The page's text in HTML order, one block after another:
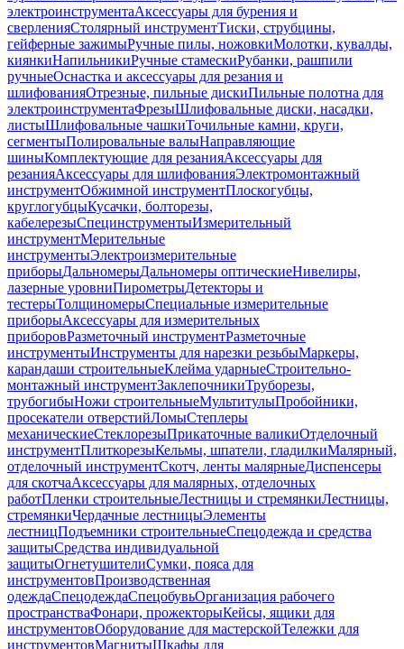
электроинструментаАксессуары для бурения и
сверленияСтолярный инструментТиски, струбцины,
гейферные зажимыРучные пилы, ножовкиМолотки, кувалды,
киянкиНапильникиРучные стамескиРубанки, рашпили
ручныеОснастка и аксессуары для резания и
шлифованияОтрезные, пильные дискиПильные полотна для
электроинструментаФрезыШлифовальные диски, насадки,
листыШлифовальные чашкиТочильные камни, круги,
сегментыПолировальные валыНаправляющие
шиныКомплектующие для резанияАксессуары для
резанияАксессуары для шлифованияЭлектромонтажный
инструментОбжимной инструментПлоскогубцы,
круглогубцыКусачки, болторезы,
кабелерезыСпецинструментыИзмерительный
инструментМерительные
инструментыЭлектроизмерительные
приборыДальномерыДальномеры оптическиеНивелиры,
лазерные уровниПирометрыДетекторы и
тестерыТолщиномерыСпециальные измерительные
приборыАксессуары для измерительных
приборовРазметочный инструментРазметочные
инструментыИнструменты для нарезки резьбыМаркеры,
карандаши строительныеКлейма ударныеСтроительно-
монтажный инструментЗаклепочникиТруборезы,
трубогибыНожи строительныеМультитулыПробойники,
просекатели отверстийЛомыСтеплеры
механическиеСтеклорезыПрикаточные валикиОтделочный
инструментПлиткорезыКельмы, шпатели, гладилкиМалярный,
отделочный инструментСкотч, ленты малярныеДиспенсеры
для скотчаАксессуары для малярных, отделочных
работПленки строительныеЛестницы и стремянкиЛестницы,
стремянкиЧердачные лестницыЭлементы
лестницПодъемники строительныеСпецодежда и средства
защитыСредства индивидуальной
защитыОгнетушителиСумки, пояса для
инструментовПроизводственная
одеждаСпецодеждаСпецобувьОрганизация рабочего
пространстваФонари, прожекторыКейсы, ящики для
инструментовОборудование для мастерскойТележки для
инструментовМагнитыШкафы для